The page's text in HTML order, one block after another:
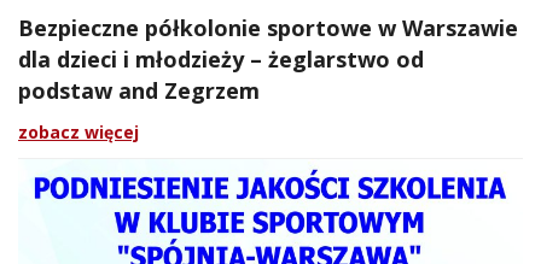
Bezpieczne półkolonie sportowe w Warszawie
dla dzieci i młodzieży – żeglarstwo od
podstaw and Zegrzem
zobacz więcej